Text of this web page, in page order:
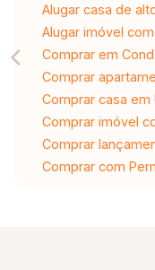
Alugar casa de
Alugar imóvel
Comprar em
Comprar
Comprar casa em
Comprar imóvel
Comprar
Comprar com